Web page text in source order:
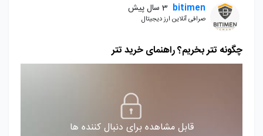
bitimen 3 سال پیش
صرافی آنلاین ارز دیجیتال
چگونه تتر بخریم؟ راهنمای خرید تتر
قابل مشاهده برای دنبال کننده ها